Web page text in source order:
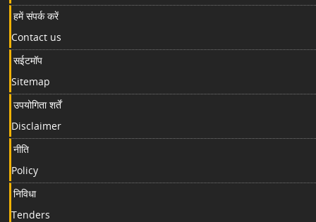
हमें संपर्क करें
Contact us
सईटमॉप
Sitemap
उपयोगिता शर्तें
Disclaimer
नीति
Policy
निविधा
Tenders